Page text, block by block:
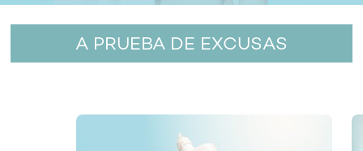
A PRUEBA DE EXCUSAS
skip slider